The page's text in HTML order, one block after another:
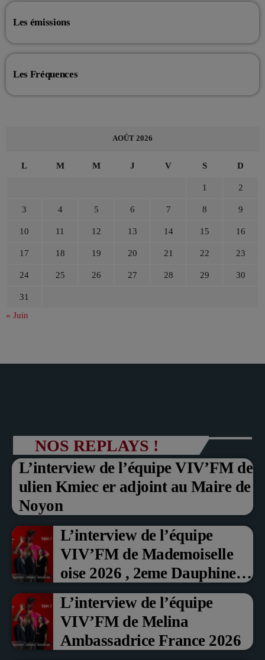
Les émissions
Les Fréquences
AOÛT 2026
L M M J V S D
1 2
3 4 5 6 7 8 9
10 11 12 13 14 15 16
17 18 19 20 21 22 23
24 25 26 27 28 29 30
31
« Juin
NOS REPLAYS !
L’interview de l’équipe VIV’FM de
ulien Kmiec er adjoint au Maire de
Noyon
L’interview de l’équipe
VIV’FM de Mademoiselle
oise 2026 , 2eme Dauphine et
Prix du Public , Marche aux
fruits rouge Noyon 2026
L’interview de l’équipe
VIV’FM de Melina
Ambassadrice France 2026